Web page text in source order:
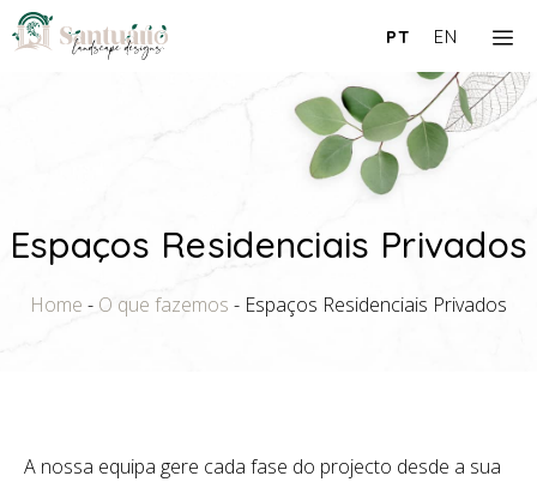
Saltar
para
PT EN
Espaços Residenciais Privados
Home - O que fazemos - Espaços Residenciais Privados
A nossa equipa gere cada fase do projecto desde a sua